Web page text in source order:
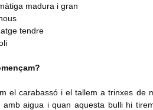
madura i gran
tendre
el carabassó i el tallem a trinxes de
amb aigua i quan aquesta bulli hi